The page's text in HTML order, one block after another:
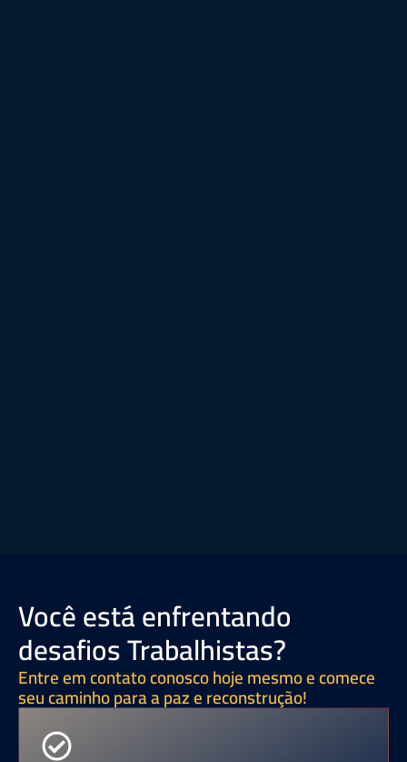
Você está enfrentando
desafios Trabalhistas?
Entre em contato conosco hoje mesmo e comece
seu caminho para a paz e reconstrução!